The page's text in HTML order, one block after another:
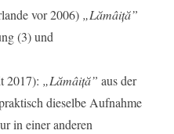
vor 2006) „Lămâiță”
(3) und
2017): „Lămâiță” aus der
dieselbe Aufnahme
in einer anderen